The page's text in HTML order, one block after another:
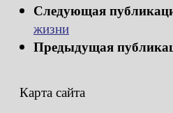
Следующая
жизни
Предыдущая
Карта сайта